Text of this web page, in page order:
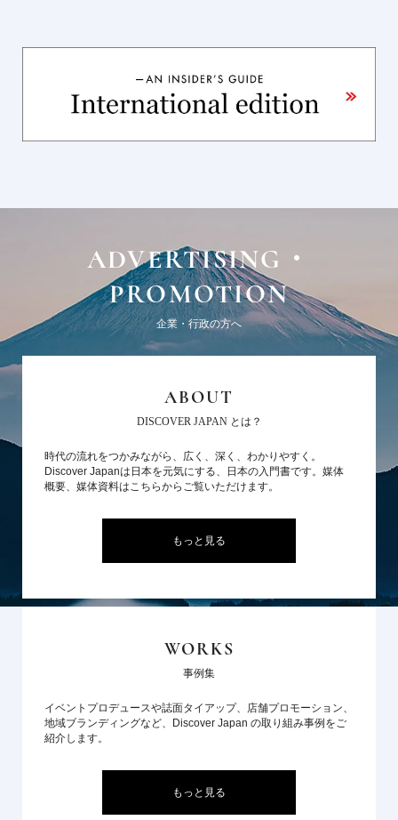
ADVERTISING・
PROMOTION
企業・行政の方へ
ABOUT
DISCOVER JAPAN とは？
時代の流れをつかみながら、広く、深く、わかりやすく。
Discover Japanは日本を元気にする、日本の入門書です。媒体
概要、媒体資料はこちらからご覧いただけます。
もっと見る
WORKS
事例集
イベントプロデュースや誌面タイアップ、店舗プロモーション、
地域ブランディングなど、Discover Japan の取り組み事例をご
紹介します。
もっと見る